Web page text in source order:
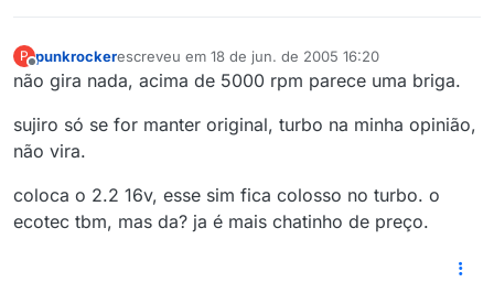
P
Offline
punkrockerescreveu em 18 de jun. de 2005 16:20
última edição por
não gira nada, acima de 5000 rpm parece uma briga.
sujiro só se for manter original, turbo na minha opinião,
não vira.
coloca o 2.2 16v, esse sim fica colosso no turbo. o
ecotec tbm, mas da? ja é mais chatinho de preço.